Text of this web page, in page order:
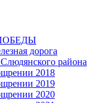
дорога
района
2018
2019
2020